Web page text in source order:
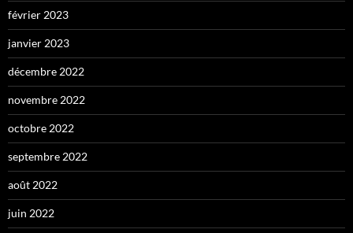
février 2023
janvier 2023
décembre 2022
novembre 2022
octobre 2022
septembre 2022
août 2022
juin 2022